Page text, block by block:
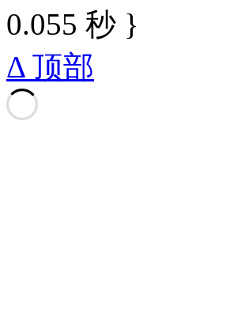
0.055 秒 }
Δ 顶部